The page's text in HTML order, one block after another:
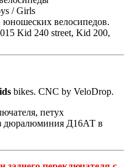
/ Girls
велосипедов.
Kid 240 street, Kid 200,
bikes. CNC by VeloDrop.
петух
дюралюминия Д16АТ в